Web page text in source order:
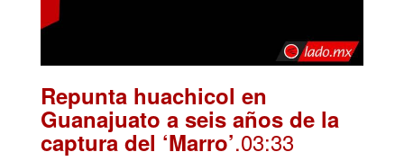
Repunta huachicol en
Guanajuato a seis años de la
captura del ‘Marro’.03:33